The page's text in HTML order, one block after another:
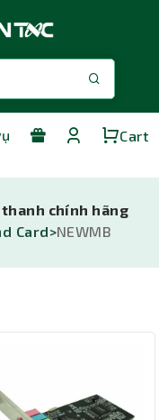
Cart
thanh chính hãng
Card>NEWMB